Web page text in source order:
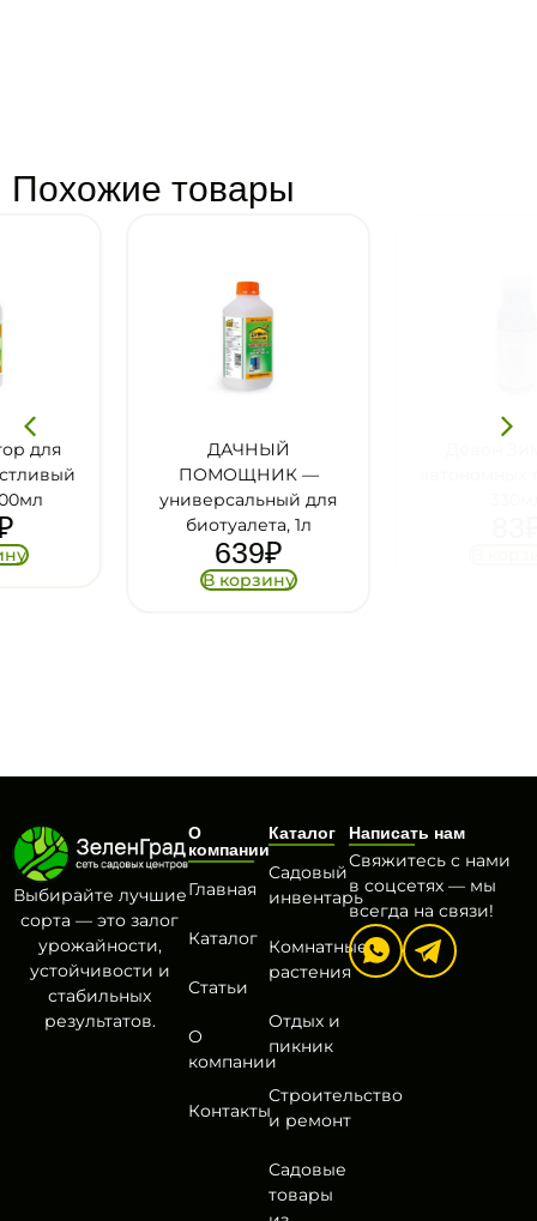
Похожие товары
ПОМОЩНИК —
универсальный для
биотуалета, 1л
автономных туалетов,
Выбирайте лучшие
сорта — это залог
урожайности,
устойчивости и
стабильных
результатов.
О
компании
Главная
Каталог
Статьи
О
компании
Контакты
Каталог
Садовый
инвентарь
Комнатные
растения
Отдых и
пикник
Строительство
и ремонт
Садовые
товары
Написать нам
Свяжитесь с нами
в соцсетях — мы
всегда на связи!